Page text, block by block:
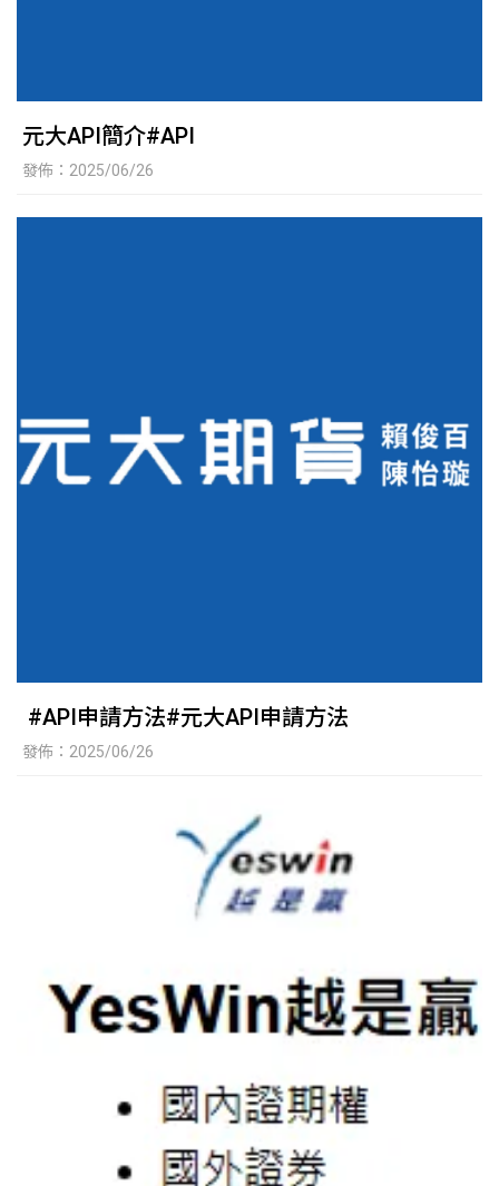
元大API簡介#API
發佈：2025/06/26
#API申請方法#元大API申請方法
發佈：2025/06/26